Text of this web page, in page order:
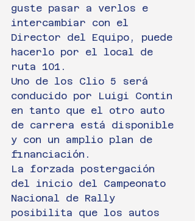
guste pasar a verlos e
intercambiar con el
Director del Equipo, puede
hacerlo por el local de
ruta 101.
Uno de los Clio 5 será
conducido por Luigi Contin
en tanto que el otro auto
de carrera está disponible
y con un amplio plan de
financiación.
La forzada postergación
del inicio del Campeonato
Nacional de Rally
posibilita que los autos